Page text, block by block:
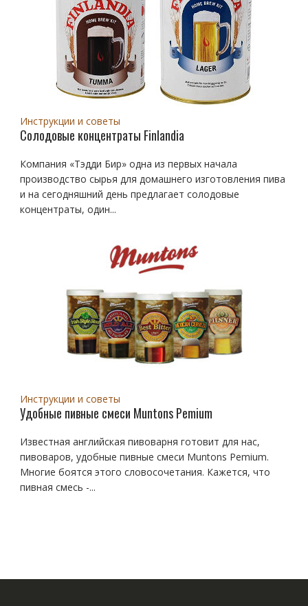
Инструкции и советы
Солодовые концентраты Finlandia
Компания «Тэдди Бир» одна из первых начала
производство сырья для домашнего изготовления пива
и на сегодняшний день предлагает солодовые
концентраты, один...
Инструкции и советы
Удобные пивные смеси Muntons Pemium
Известная английская пивоварня готовит для нас,
пивоваров, удобные пивные смеси Muntons Pemium.
Многие боятся этого словосочетания. Кажется, что
пивная смесь -...